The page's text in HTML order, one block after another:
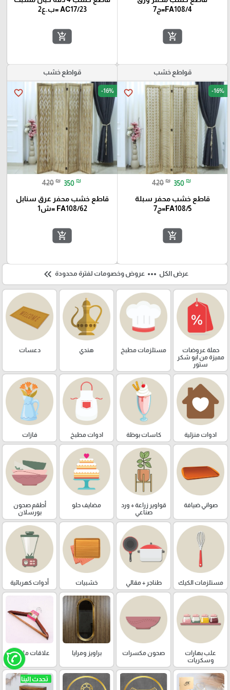
FA108/4=ج7
add_shopping_cart
AC17/23 =ب.ع2
add_shopping_cart
قواطع خشب
favorite_border -16%
420 ₪ 350 ₪
قاطع خشب محفر سبلة
FA108/5=ج7
add_shopping_cart
قواطع خشب
favorite_border -16%
420 ₪ 350 ₪
قاطع خشب محفر عرق سنابل
FA108/62 =ش1
add_shopping_cart
عرض الكل more_horiz عروض وخصومات لفترة محدودة keyboard_double_arrow_left
حملة عروضات
مميزة من ابو شكر
ستور
مستلزمات مطبخ هندي دعسات
ادوات منزلية كاسات بوظة ادوات مطبخ فازات
صواني ضيافة
قواوير زراعة + ورد
صناعي
مضايف حلو
أطقم صحون
بورسلان
مستلزمات الكيك طناجر + مقالي خشبيات أدوات كهربائية
علب بهارات
وسكريات
صحون مكسرات براويز ومرايا علاقات ملابس